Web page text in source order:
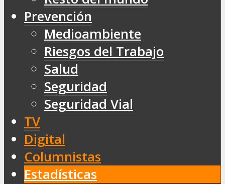
Prevención
Medioambiente
Riesgos del Trabajo
Salud
Seguridad
Seguridad Vial
TV
Digital
Columnistas
Estadísticas